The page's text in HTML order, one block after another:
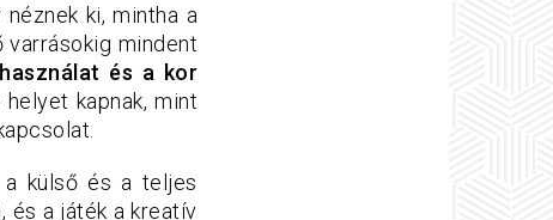
ki, mintha a
varrásokig mindent
és a kor
kapnak, mint
a külső és a teljes
és a játék a kreatív